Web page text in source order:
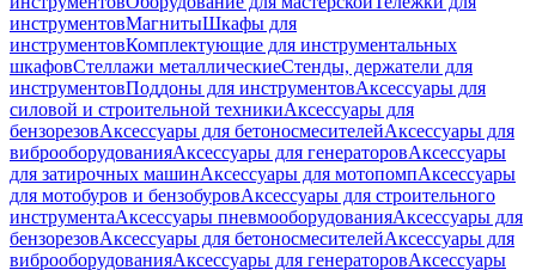
инструментовМагнитыШкафы для
инструментовКомплектующие для инструментальных
шкафовСтеллажи металлическиеСтенды, держатели для
инструментовПоддоны для инструментовАксессуары для
силовой и строительной техникиАксессуары для
бензорезовАксессуары для бетоносмесителейАксессуары для
виброоборудованияАксессуары для генераторовАксессуары
для затирочных машинАксессуары для мотопомпАксессуары
для мотобуров и бензобуровАксессуары для строительного
инструментаАксессуары пневмооборудованияАксессуары для
бензорезовАксессуары для бетоносмесителейАксессуары для
виброоборудованияАксессуары для генераторовАксессуары